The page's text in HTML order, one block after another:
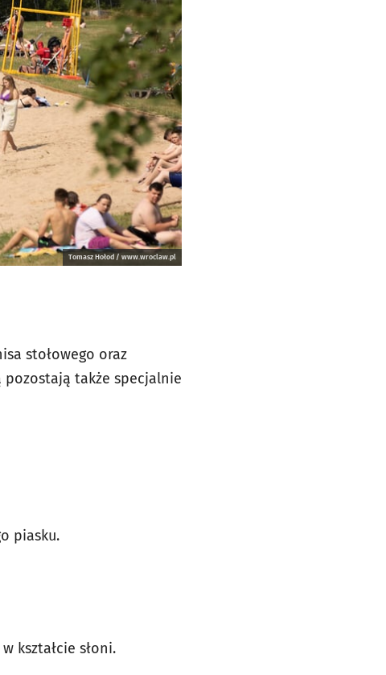
Tomasz Hołod / www.wroclaw.pl
stołowego oraz
pozostają także specjalnie
piasku.
kształcie słoni.